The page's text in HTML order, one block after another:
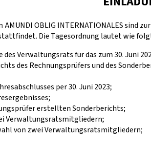
OBLIG INTERNATIONALES sind
stattfindet. Die Tagesordnung lautet wie
Verwaltungsrats für das zum 30. Juni
des Rechnungsprüfers und des
per 30. Juni 2023;
erstellten Sonderberichts;
Verwaltungsratsmitgliedern;
von zwei Verwaltungsratsmitgliedern;